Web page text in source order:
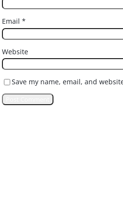
Email *
Website
Save my name, email, and